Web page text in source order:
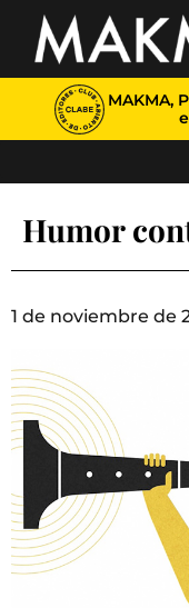
MAKMA,
Humor
1 de noviembre de